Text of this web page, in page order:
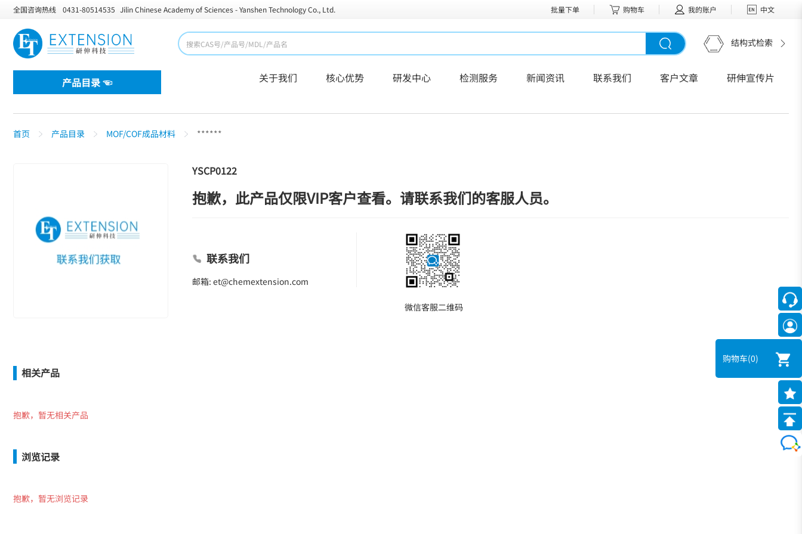
全国咨询热线 0431-80514535 Jilin Chinese Academy of Sciences - Yanshen Technology Co., Ltd. 批量下单 购物车 我的账户 中文
结构式检索
产品目录 ☜ 关于我们 核心优势 研发中心 检测服务 新闻资讯 联系我们 客户文章 研伸宣传片
首页 产品目录 MOF/COF成品材料 ******
YSCP0122
抱歉，此产品仅限VIP客户查看。请联系我们的客服人员。
联系我们
邮箱: et@chemextension.com
微信客服二维码
相关产品
抱歉，暂无相关产品
浏览记录
抱歉，暂无浏览记录
购物车(0)